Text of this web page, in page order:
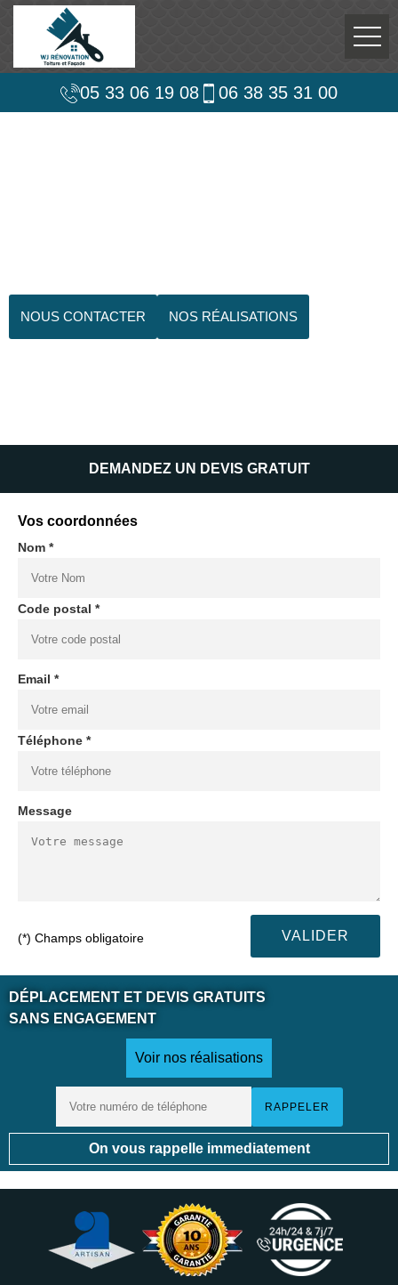
05 33 06 19 08 06 38 35 31 00
NOUS CONTACTER NOS RÉALISATIONS
DEMANDEZ UN DEVIS GRATUIT
Vos coordonnées
Nom *
Code postal *
Email *
Téléphone *
Message
(*) Champs obligatoire
DÉPLACEMENT ET DEVIS GRATUITS
SANS ENGAGEMENT
Voir nos réalisations
On vous rappelle immediatement